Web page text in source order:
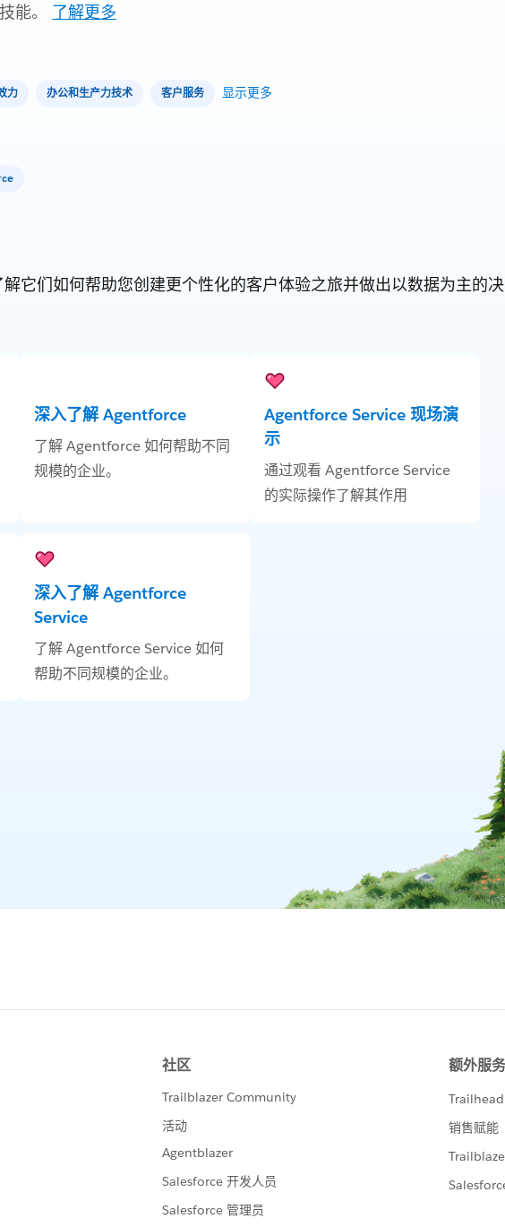
能。 了解更多
力 办公和生产力技术 客户服务 显示更多
它们如何帮助您创建更个性化的客户体验之旅并做出以数据为主的决
深入了解 Agentforce
了解 Agentforce 如何帮助不同
规模的企业。
Agentforce Service 现场演
示
通过观看 Agentforce Service
的实际操作了解其作用
深入了解 Agentforce
Service
了解 Agentforce Service 如何
帮助不同规模的企业。